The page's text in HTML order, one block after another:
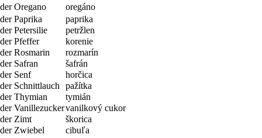
der Oregano
oregáno
der Paprika
paprika
der Petersilie
petržlen
der Pfeffer
korenie
der Rosmarin
rozmarín
der Safran
šafrán
der Senf
horčica
der Schnittlauch
pažítka
der Thymian
tymián
der Vanillezuckervanilkový cukor
der Zimt
škorica
der Zwiebel
cibuľa